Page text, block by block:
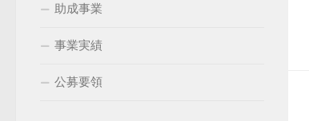
助成事業
事業実績
公募要領